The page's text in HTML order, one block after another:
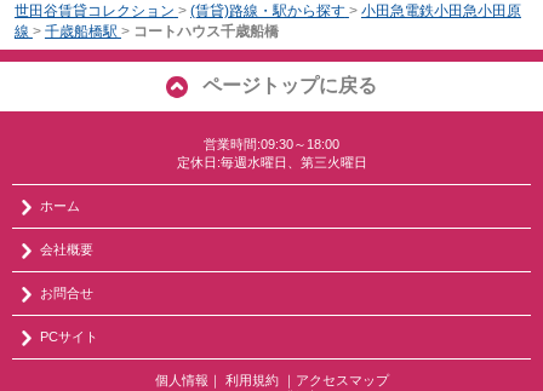
世田谷賃貸コレクション > (賃貸)路線・駅から探す > 小田急電鉄小田急小田原
線 > 千歳船橋駅 > コートハウス千歳船橋
ページトップに戻る
営業時間:09:30～18:00
定休日:毎週水曜日、第三火曜日
ホーム
会社概要
お問合せ
PCサイト
個人情報 ｜ 利用規約｜ アクセスマップ